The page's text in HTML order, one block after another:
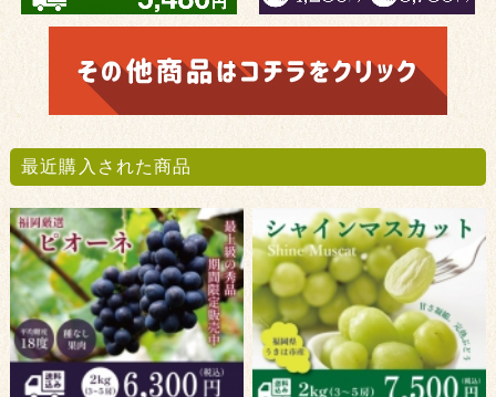
最近購入された商品